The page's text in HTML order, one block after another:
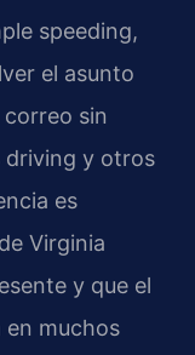
speeding,
el asunto
sin
driving y otros
es
Virginia
y que el
en muchos